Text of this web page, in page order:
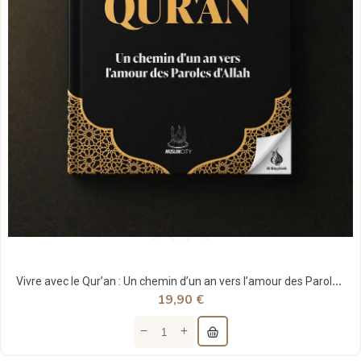
Vivre avec le Qur’an : Un chemin d’un an vers l’amour des Paroles d’Allah - MuslimCity
19,90 €